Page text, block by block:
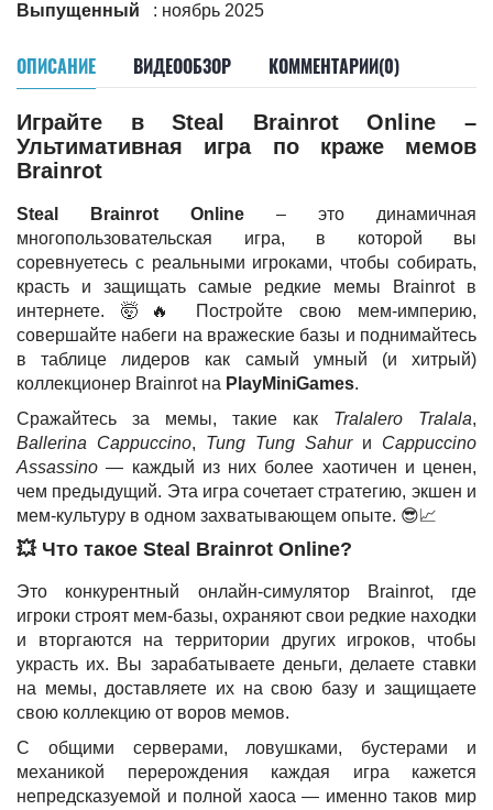
Выпущенный
: ноябрь 2025
ОПИСАНИЕ ВИДЕООБЗОР КОММЕНТАРИИ(0)
Играйте в Steal Brainrot Online –
Ультимативная игра по краже мемов
Brainrot
Steal Brainrot Online – это динамичная
многопользовательская игра, в которой вы
соревнуетесь с реальными игроками, чтобы собирать,
красть и защищать самые редкие мемы Brainrot в
интернете. 🤯🔥 Постройте свою мем-империю,
совершайте набеги на вражеские базы и поднимайтесь
в таблице лидеров как самый умный (и хитрый)
коллекционер Brainrot на PlayMiniGames.
Сражайтесь за мемы, такие как Tralalero Tralala,
Ballerina Cappuccino, Tung Tung Sahurи Cappuccino
Assassino — каждый из них более хаотичен и ценен,
чем предыдущий. Эта игра сочетает стратегию, экшен и
мем-культуру в одном захватывающем опыте. 😎📈
💥 Что такое Steal Brainrot Online?
Это конкурентный онлайн-симулятор Brainrot, где
игроки строят мем-базы, охраняют свои редкие находки
и вторгаются на территории других игроков, чтобы
украсть их. Вы зарабатываете деньги, делаете ставки
на мемы, доставляете их на свою базу и защищаете
свою коллекцию от воров мемов.
С общими серверами, ловушками, бустерами и
механикой перерождения каждая игра кажется
непредсказуемой и полной хаоса — именно таков мир